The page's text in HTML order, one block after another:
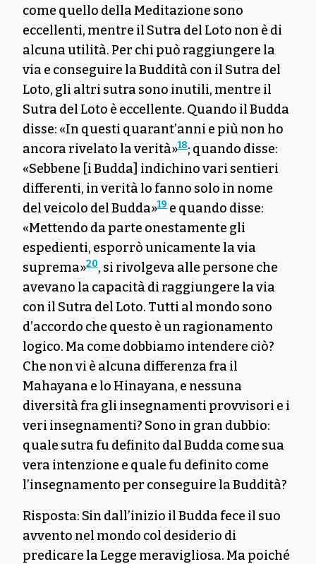
come quello della Meditazione sono
eccellenti, mentre il Sutra del Loto non è di
alcuna utilità. Per chi può raggiungere la
via e conseguire la Buddità con il Sutra del
Loto, gli altri sutra sono inutili, mentre il
Sutra del Loto è eccellente. Quando il Budda
disse: «In questi quarant’anni e più non ho
ancora rivelato la verità»18; quando disse:
«Sebbene [i Budda] indichino vari sentieri
differenti, in verità lo fanno solo in nome
del veicolo del Budda»19 e quando disse:
«Mettendo da parte onestamente gli
espedienti, esporrò unicamente la via
suprema»20, si rivolgeva alle persone che
avevano la capacità di raggiungere la via
con il Sutra del Loto. Tutti al mondo sono
d’accordo che questo è un ragionamento
logico. Ma come dobbiamo intendere ciò?
Che non vi è alcuna differenza fra il
Mahayana e lo Hinayana, e nessuna
diversità fra gli insegnamenti provvisori e i
veri insegnamenti? Sono in gran dubbio:
quale sutra fu definito dal Budda come sua
vera intenzione e quale fu definito come
l’insegnamento per conseguire la Buddità?
Risposta: Sin dall’inizio il Budda fece il suo
avvento nel mondo col desiderio di
predicare la Legge meravigliosa. Ma poiché